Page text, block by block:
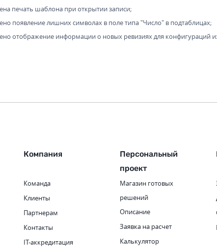
печать шаблона при открытии записи;
появление лишних символах в поле типа "Число" в подтаблицах;
отображение информации о новых ревизиях для конфигураций
Компания
Команда
Клиенты
Партнерам
Контакты
IT-аккредитация
Персональный
проект
Магазин готовых
решений
Описание
Заявка на расчет
Калькулятор